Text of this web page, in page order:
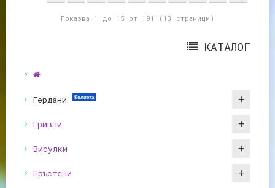
Показва 1 до 15 от 191 (13 страници)
КАТАЛОГ
Гердани Колиета
Гривни
Висулки
Пръстени